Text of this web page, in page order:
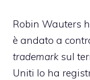
Robin Wauters
è andato a
trademark sul
Uniti lo ha